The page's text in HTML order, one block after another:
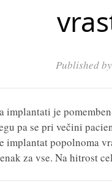
Published by
implantati je
pa se pri večini
implantat popolnoma
za vse. Na hitrost